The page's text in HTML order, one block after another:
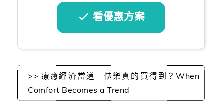
看優惠方案
>> 療癒經濟當道 快樂真的買得到？When
Comfort Becomes a Trend